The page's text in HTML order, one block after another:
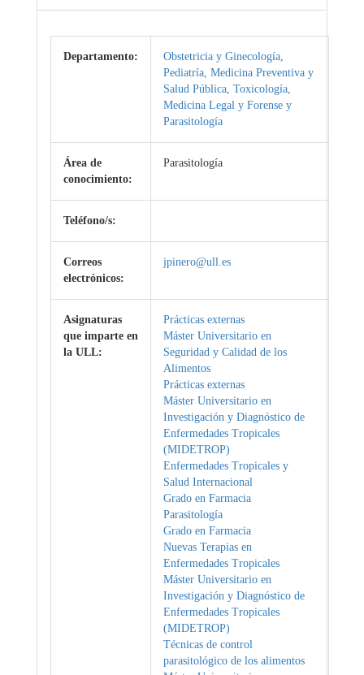
Departamento:
Obstetricia y Ginecología,
Pediatría, Medicina Preventiva y
Salud Pública, Toxicología,
Medicina Legal y Forense y
Parasitología
Área de
conocimiento:
Parasitología
Teléfono/s:
Correos
electrónicos:
jpinero@ull.es
Asignaturas
que imparte en
la ULL:
Prácticas externas
Máster Universitario en
Seguridad y Calidad de los
Alimentos
Prácticas externas
Máster Universitario en
Investigación y Diagnóstico de
Enfermedades Tropicales
(MIDETROP)
Enfermedades Tropicales y
Salud Internacional
Grado en Farmacia
Parasitología
Grado en Farmacia
Nuevas Terapias en
Enfermedades Tropicales
Máster Universitario en
Investigación y Diagnóstico de
Enfermedades Tropicales
(MIDETROP)
Técnicas de control
parasitológico de los alimentos